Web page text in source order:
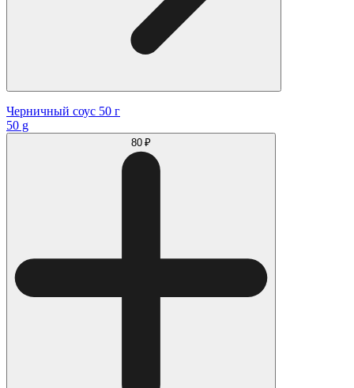
Черничный соус 50 г
50 g
80 ₽